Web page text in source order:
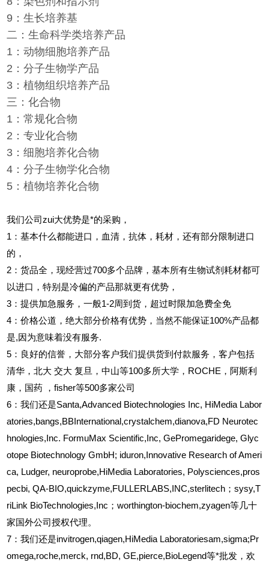
9：生长培养基
二：生命科学类培养产品
1：动物细胞培养产品
2：分子生物学产品
3：植物组织培养产品
三：化合物
1：常规化合物
2：专业化合物
3：细胞培养化合物
4：分子生物学化合物
5：植物培养化合物
我们公司zui大优势是*的采购，
1 ：基本什么都能进口，血清，抗体，耗材，还有部分限制进口
的，
2 ：货品全，现经营过700多个品牌，基本所有生物试剂耗材都可
以进口，特别是冷偏的产品那就更有优势，
3 ：提供加急服务，一般1-2周到货，超过时限加急费全免
4 ：价格公道，绝大部分价格有优势，当然不能保证100%产品都
是,因为意味着没有服务.
5 ：良好的信誉，大部分客户我们提供货到付款服务，客户包括
清华，北大 交大 复旦，中山等100多所大学，ROCHE，阿斯利
康，国药
，fisher等500多家公司
6 ：我们还是Santa,Advanced Biotechnologies Inc, HiMedia Labor
atories,bangs,BBInternational,crystalchem,dianova,FD Neurotec
hnologies,Inc. FormuMax Scientific,Inc, GePromegaridege, Glyc
otope Biotechnology GmbH; iduron,Innovative Research of Ameri
ca, Ludger, neuroprobe,HiMedia Laboratories, Polysciences,pros
pecbi, QA-BIO,quickzyme,FULLERLABS,INC,sterlitech；sysy,T
riLink BioTechnologies,Inc；worthington-biochem,zyagen等几十
家国外公司授权代理。
7：我们还是invitrogen,qiagen,HiMedia Laboratoriesam,sigma;Pr
omega,roche,merck, rnd,BD, GE,pierce,BioLegend等*批发，欢